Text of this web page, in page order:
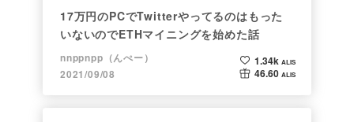
17万円のPCでTwitterやってるのはもった
いないのでETHマイニングを始めた話
nnppnpp（んぺー）
2021/09/08
1.34k ALIS
46.60 ALIS